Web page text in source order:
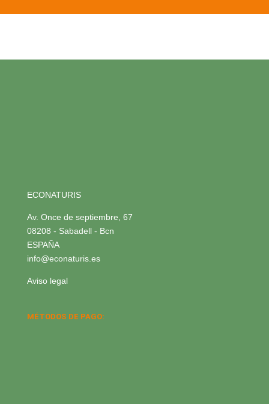
ECONATURIS
Av. Once de septiembre, 67
08208 - Sabadell - Bcn
ESPAÑA
info@econaturis.es
Aviso legal
MÉTODOS DE PAGO: